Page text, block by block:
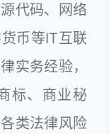
代码、网络
币等IT互联
实务经验，
标、商业秘
类法律风险